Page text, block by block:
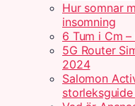
Hur somnar
insomning
6 Tum i Cm
5G Router
2024
Salomon